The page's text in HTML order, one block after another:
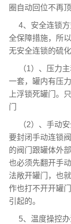
圈自动回位不再顶
4、安全连锁方
全保障措施，所
无安全连锁的硫
（1）、压力主
一套，罐内有压
上浮锁死罐门。
门
（2）、手动安
要封闭手动连锁
的阀门跟罐体外
也必须先翻开手
法敞开罐门，也
作也打不开开罐
引起的。
5、温度操控办